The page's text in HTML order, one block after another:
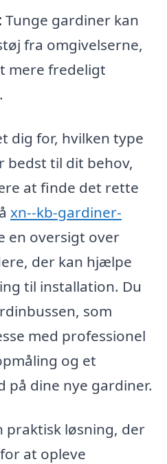
Tunge gardiner kan
fra omgivelserne,
mere fredeligt
dig for, hvilken type
bedst til dit behov,
at finde det rette
xn--kb-gardiner-
en oversigt over
der kan hjælpe
til installation. Du
som
med professionel
og et
dine nye gardiner.
praktisk løsning, der
at opleve